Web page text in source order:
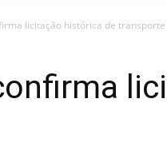
licitação histórica de